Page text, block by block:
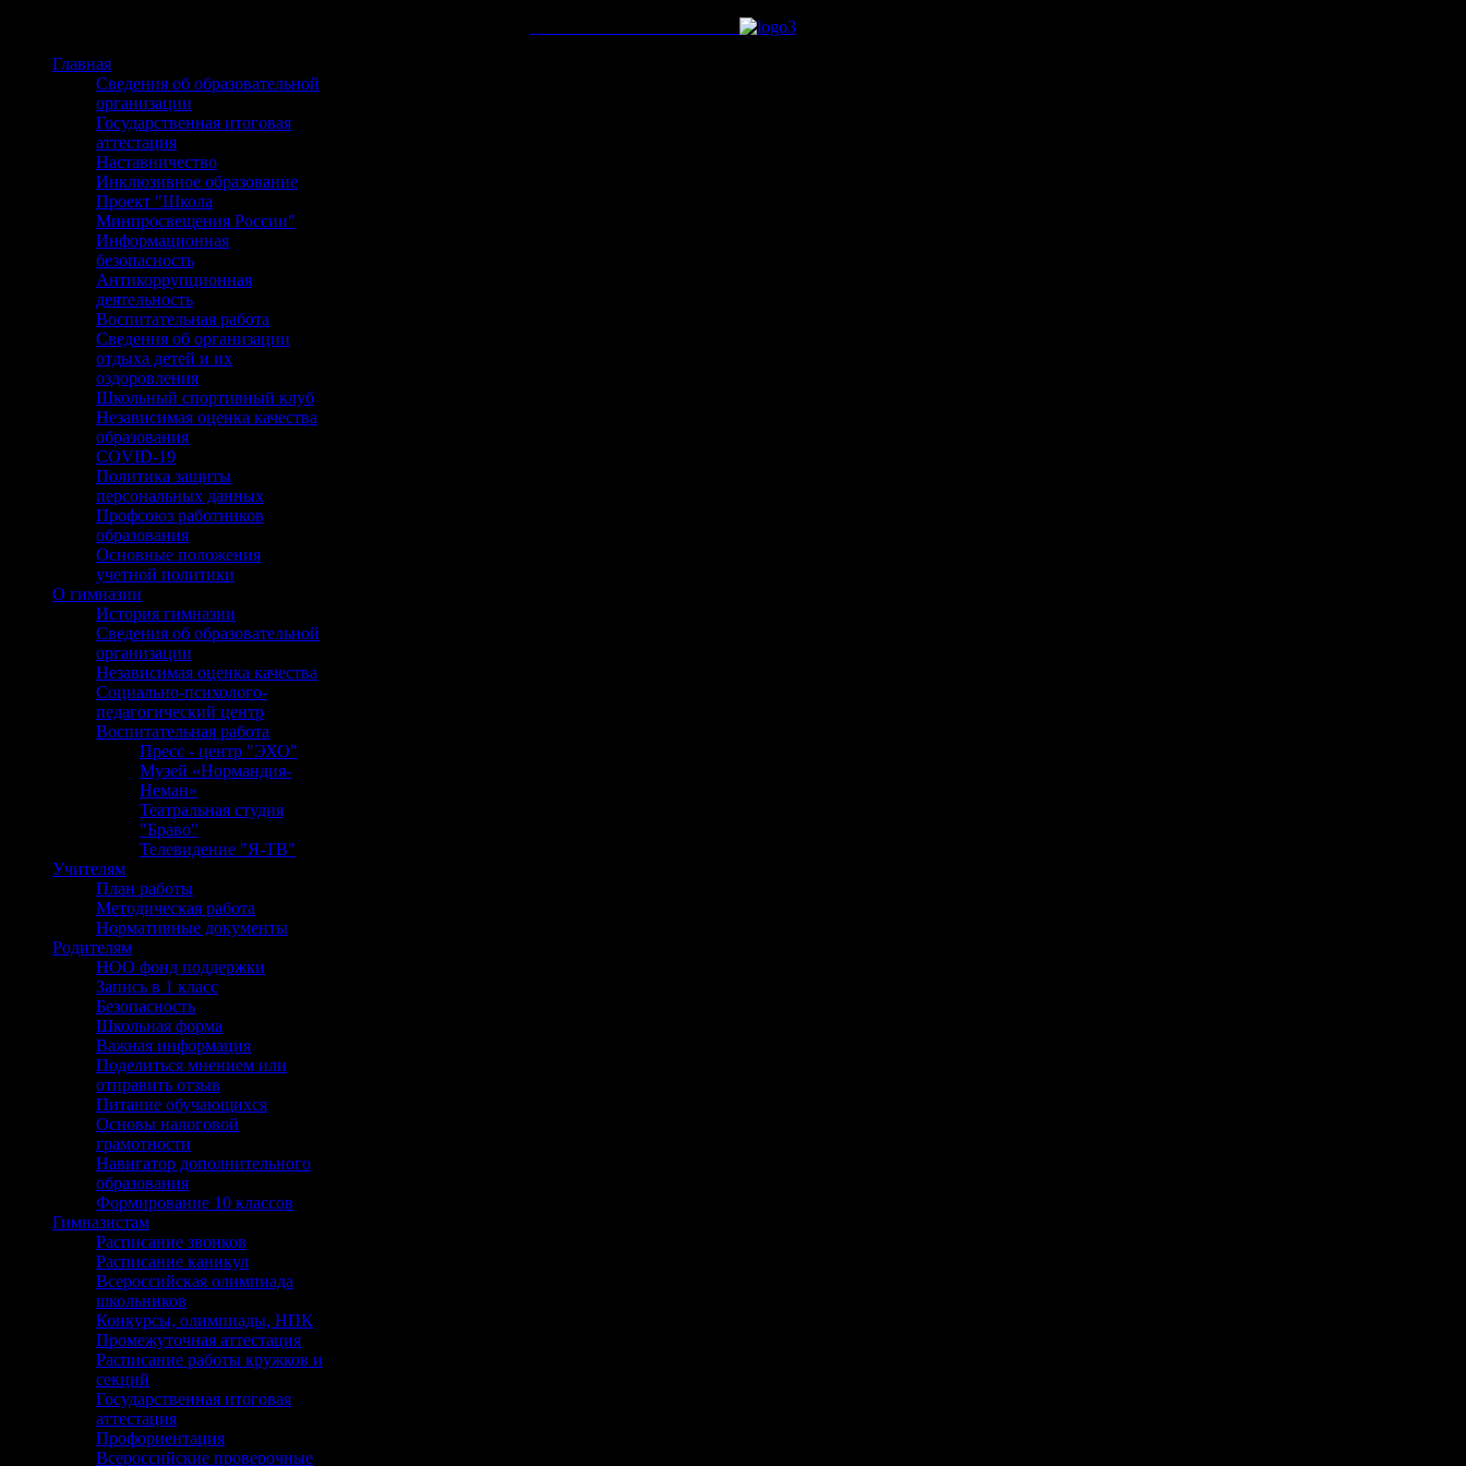
Главная
Сведения об образовательной
организации
Государственная итоговая
аттестация
Наставничество
Инклюзивное образование
Проект "Школа
Минпросвещения России"
Информационная
безопасность
Антикоррупционная
деятельность
Воспитательная работа
Сведения об организации
отдыха детей и их
оздоровления
Школьный спортивный клуб
Независимая оценка качества
образования
COVID-19
Политика защиты
персональных данных
Профсоюз работников
образования
Основные положения
учетной политики
О гимназии
История гимназии
Сведения об образовательной
организации
Независимая оценка качества
Социально-психолого-
педагогический центр
Воспитательная работа
Пресс - центр "ЭХО"
Музей «Нормандия-
Неман»
Театральная студия
"Браво"
Телевидение "Я-ТВ"
Учителям
План работы
Методическая работа
Нормативные документы
Родителям
НОО фонд поддержки
Запись в 1 класс
Безопасность
Школьная форма
Важная информация
Поделиться мнением или
отправить отзыв
Питание обучающихся
Основы налоговой
грамотности
Навигатор дополнительного
образования
Формирование 10 классов
Гимназистам
Расписание звонков
Расписание каникул
Всероссийская олимпиада
школьников
Конкурсы, олимпиады, НПК
Промежуточная аттестация
Расписание работы кружков и
секций
Государственная итоговая
аттестация
Профориентация
Всероссийские проверочные